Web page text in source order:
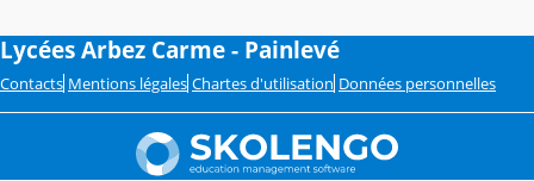
Lycées Arbez Carme - Painlevé
Contacts Mentions légales Chartes d'utilisation Données personnelles